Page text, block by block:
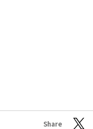
Share